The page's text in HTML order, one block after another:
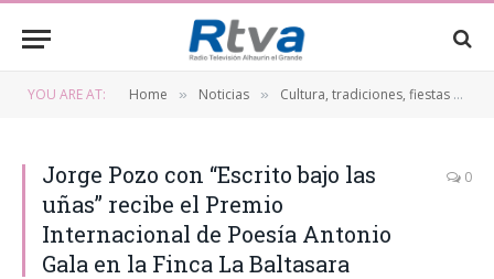
YOU ARE AT: Home » Noticias » Cultura, tradiciones, fiestas y turismo
Jorge Pozo con “Escrito bajo las
uñas” recibe el Premio
Internacional de Poesía Antonio
Gala en la Finca La Baltasara
0